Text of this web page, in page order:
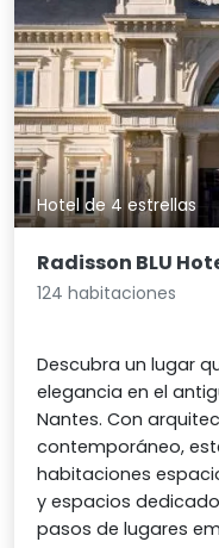
Hotel de 4 estrellas
Radisson BLU
124 habitaciones
Descubra un lugar
elegancia en el
Nantes. Con
contemporáneo,
habitaciones
y espacios
pasos de lugares